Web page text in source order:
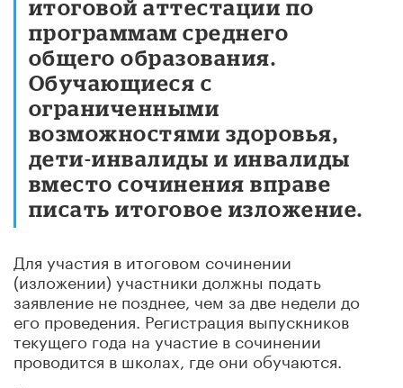
итоговой аттестации по
программам среднего
общего образования.
Обучающиеся с
ограниченными
возможностями здоровья,
дети-инвалиды и инвалиды
вместо сочинения вправе
писать итоговое изложение.
Для участия в итоговом сочинении
(изложении) участники должны подать
заявление не позднее, чем за две недели до
его проведения. Регистрация выпускников
текущего года на участие в сочинении
проводится в школах, где они обучаются.